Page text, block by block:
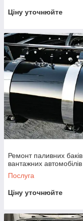
Ціну уточнюйте
Ремонт паливних баків
вантажних автомобілів
Послуга
Ціну уточнюйте